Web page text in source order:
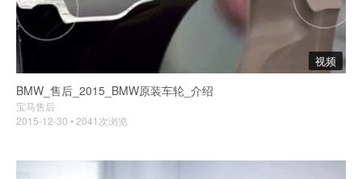
视频
BMW_售后_2015_BMW原装车轮_介绍
宝马售后
2015-12-30 • 2041次浏览